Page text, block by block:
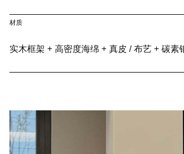
材质
实木框架 + 高密度海绵 + 真皮 / 布艺 + 碳素